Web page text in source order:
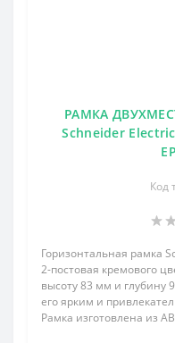
РАМКА
Schneider
Код
Горизонтальная рамка
2-постовая кремового
высоту 83 мм и глубину
его ярким и
Рамка изготовлена из